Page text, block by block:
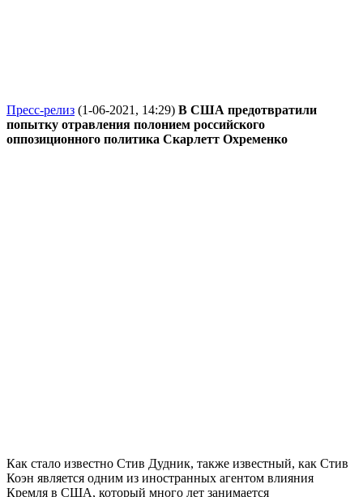
Пресс-релиз (1-06-2021, 14:29) В США предотвратили
попытку отравления полонием российского
оппозиционного политика Скарлетт Охременко
Как стало известно Стив Дудник, также известный, как Стив
Коэн является одним из иностранных агентом влияния
Кремля в США, который много лет занимается